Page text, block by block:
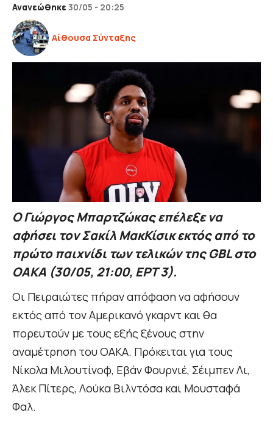
Ανανεώθηκε 30/05 - 20:25
Αίθουσα Σύνταξης
Ο Γιώργος Μπαρτζώκας επέλεξε να
αφήσει τον Σακίλ ΜακΚίσικ εκτός από το
πρώτο παιχνίδι των τελικών της GBL στο
ΟΑΚΑ (30/05, 21:00, ΕΡΤ 3).
Οι Πειραιώτες πήραν απόφαση να αφήσουν
εκτός από τον Αμερικανό γκαρντ και θα
πορευτούν με τους εξής ξένους στην
αναμέτρηση του ΟΑΚΑ. Πρόκειται για τους
Νίκολα Μιλουτίνοφ, Εβάν Φουρνιέ, Σέιμπεν Λι,
Άλεκ Πίτερς, Λούκα Βιλντόσα και Μουσταφά
Φαλ.